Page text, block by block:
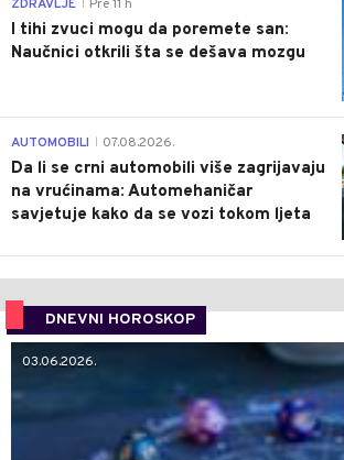
ZDRAVLJE Pre 11 h
I tihi zvuci mogu da poremete san:
Naučnici otkrili šta se dešava mozgu
AUTOMOBILI 07.08.2026.
Da li se crni automobili više zagrijavaju
na vrućinama: Automehaničar
savjetuje kako da se vozi tokom ljeta
DNEVNI HOROSKOP
03.06.2026.